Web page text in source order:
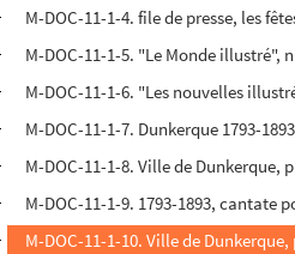
M-DOC-11-1-4. file de presse, les
M-DOC-11-1-5. "Le Monde illustré",
M-DOC-11-1-6. "Les nouvelles
M-DOC-11-1-7. Dunkerque 1793-
M-DOC-11-1-8. Ville de Dunkerque,
M-DOC-11-1-9. 1793-1893, cantate
M-DOC-11-1-10. Ville de